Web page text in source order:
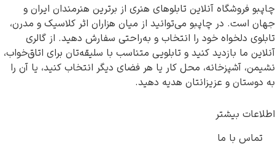
چاپبو فروشگاه آنلاین تابلوهای هنری از برترین هنرمندان ایران و
جهان است. در چاپبو می‌توانید از میان هزاران اثر کلاسیک و مدرن،
تابلوی دلخواه خود را انتخاب و به‌راحتی سفارش دهید. از گالری
آنلاین ما بازدید کنید و تابلویی متناسب با سلیقه‌تان برای اتاق‌خواب،
نشیمن، آشپزخانه، محل کار یا هر فضای دیگر انتخاب کنید، یا آن را
به دوستان و عزیزانتان هدیه دهید.
اطلاعات بیشتر
تماس با ما